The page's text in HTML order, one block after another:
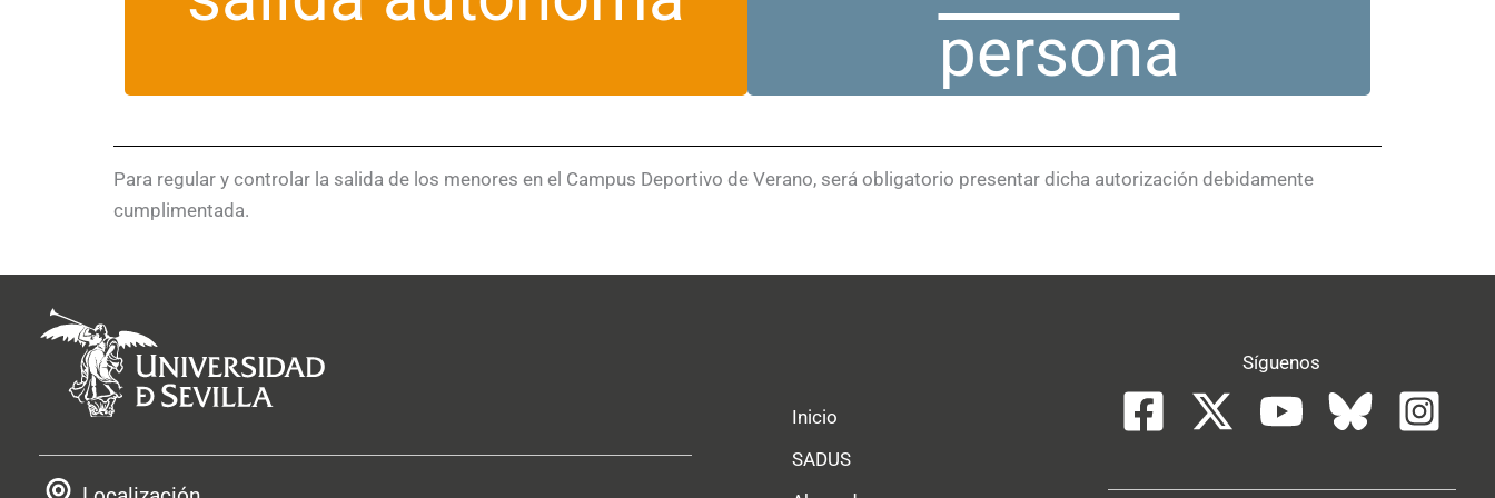
persona
Para regular y controlar la salida de los menores en el Campus Deportivo de Verano, será obligatorio presentar dicha autorización debidamente
cumplimentada.
Inicio
SADUS
Síguenos